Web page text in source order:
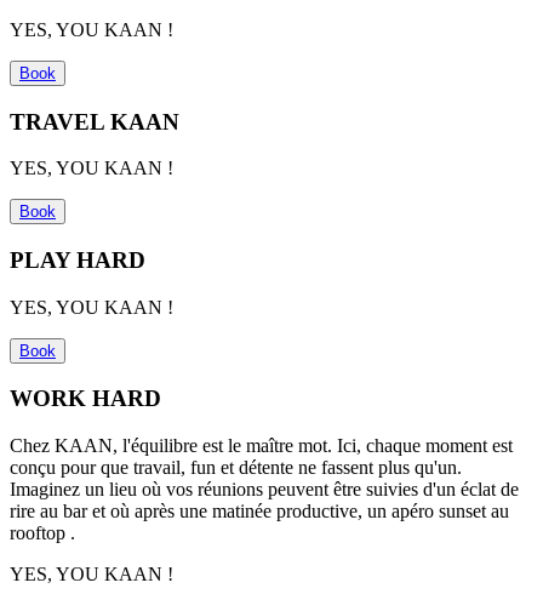
YES, YOU KAAN !
Book
TRAVEL KAAN
YES, YOU KAAN !
Book
PLAY HARD
YES, YOU KAAN !
Book
WORK HARD
Chez KAAN, l'équilibre est le maître mot. Ici, chaque moment est
conçu pour que travail, fun et détente ne fassent plus qu'un.
Imaginez un lieu où vos réunions peuvent être suivies d'un éclat de
rire au bar et où après une matinée productive, un apéro sunset au
rooftop .
YES, YOU KAAN !